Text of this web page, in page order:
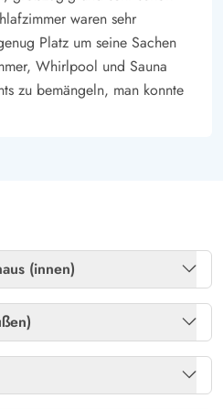
Baden, Spaziergehen oder
Fahrrad könnt ihr die
stille Plantage besuchen oder
teilnehmen.
Kunsthandwerk, kleine
waren sehr
Platz um seine Sachen
Whirlpool und Sauna
zu bemängeln, man konnte
(innen)
Ja
Ja
Ja